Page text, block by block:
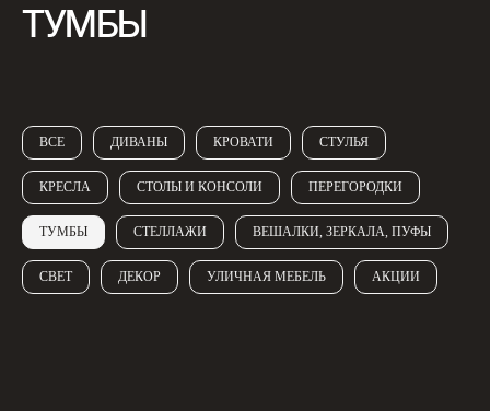
ТУМБЫ
ВСЕ ДИВАНЫ КРОВАТИ СТУЛЬЯ
КРЕСЛА СТОЛЫ И КОНСОЛИ ПЕРЕГОРОДКИ
ТУМБЫ СТЕЛЛАЖИ ВЕШАЛКИ, ЗЕРКАЛА, ПУФЫ
СВЕТ ДЕКОР УЛИЧНАЯ МЕБЕЛЬ АКЦИИ